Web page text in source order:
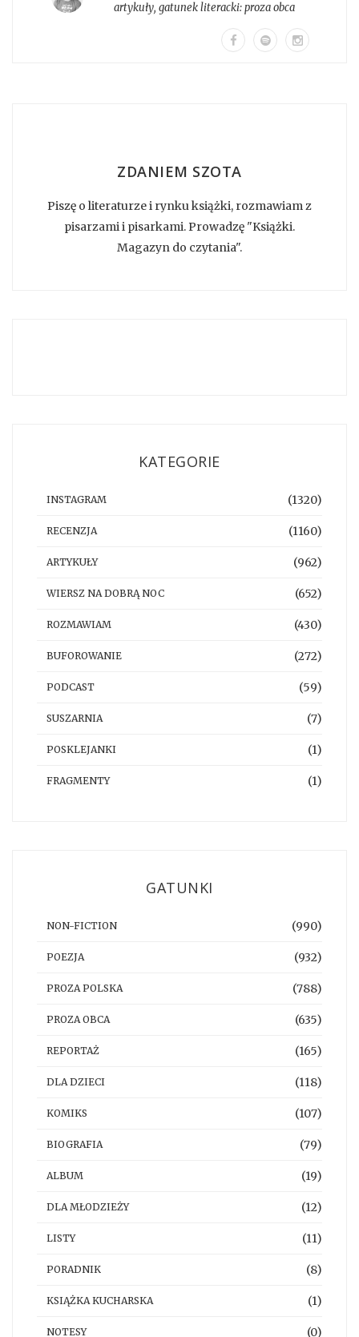
artykuły, gatunek literacki:proza obca
ZDANIEM SZOTA
Piszę o literaturze i rynku książki, rozmawiam z
pisarzami i pisarkami. Prowadzę "Książki.
Magazyn do czytania".
KATEGORIE
INSTAGRAM (1320)
RECENZJA (1160)
ARTYKUŁY (962)
WIERSZ NA DOBRĄ NOC (652)
ROZMAWIAM (430)
BUFOROWANIE (272)
PODCAST (59)
SUSZARNIA (7)
POSKLEJANKI (1)
FRAGMENTY (1)
GATUNKI
NON-FICTION (990)
POEZJA (932)
PROZA POLSKA (788)
PROZA OBCA (635)
REPORTAŻ (165)
DLA DZIECI (118)
KOMIKS (107)
BIOGRAFIA (79)
ALBUM (19)
DLA MŁODZIEŻY (12)
LISTY (11)
PORADNIK (8)
KSIĄŻKA KUCHARSKA (1)
NOTESY (0)